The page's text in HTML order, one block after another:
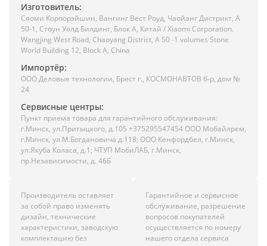
Изготовитель:
Сяоми Корпорэйшин, Вангинг Вест Роуд, Чаойанг Дистрикт, А
50-1, Стоун Уолд Билдинг, Блок А, Китай / Xiaomi Corporation.
Wangjing West Road, Chaoyang District, A 50 -1 volumes Stone
World Building 12, Block A, China
Импортёр:
ООО Деловые технологии, Брест г., КОСМОНАВТОВ б-р, дом №
24
Сервисные центры:
Пункт приема товара для гарантийного обслуживания:
г.Минск, ул.Притыцкого, д.105 +375295547454 ООО Мобайлрем,
г.Минск, ул.М.Богдановича д.118; ООО Кенфордбел, г.Минск,
ул.Якуба Коласа, д.1; ЧТУП МобиЛАБ, г.Минск,
пр.Независимости, д. 46Б
Производитель оставляет
за собой право изменять
дизайн, технические
характеристики, заводскую
комплектацию без
Гарантийное и сервисное
обслуживание, разрешение
вопросов покупателей
осуществляется по номеру
нашего отдела сервиса